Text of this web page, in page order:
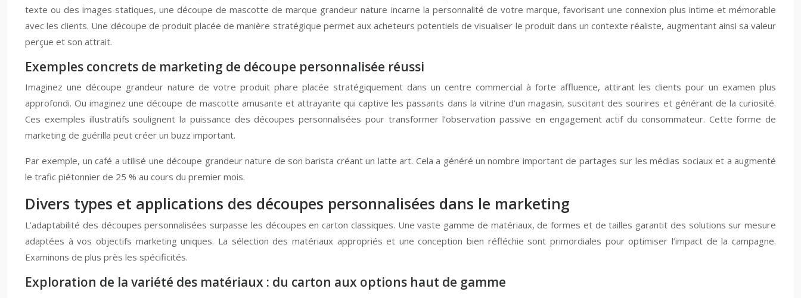
texte ou des images statiques, une découpe de mascotte de marque grandeur nature incarne la personnalité de votre marque, favorisant une connexion plus intime et mémorable
avec les clients. Une découpe de produit placée de manière stratégique permet aux acheteurs potentiels de visualiser le produit dans un contexte réaliste, augmentant ainsi sa valeur
perçue et son attrait.
Exemples concrets de marketing de découpe personnalisée réussi
Imaginez une découpe grandeur nature de votre produit phare placée stratégiquement dans un centre commercial à forte affluence, attirant les clients pour un examen plus
approfondi. Ou imaginez une découpe de mascotte amusante et attrayante qui captive les passants dans la vitrine d’un magasin, suscitant des sourires et générant de la curiosité.
Ces exemples illustratifs soulignent la puissance des découpes personnalisées pour transformer l’observation passive en engagement actif du consommateur. Cette forme de
marketing de guérilla peut créer un buzz important.
Par exemple, un café a utilisé une découpe grandeur nature de son barista créant un latte art. Cela a généré un nombre important de partages sur les médias sociaux et a augmenté
le trafic piétonnier de 25 % au cours du premier mois.
Divers types et applications des découpes personnalisées dans le marketing
L’adaptabilité des découpes personnalisées surpasse les découpes en carton classiques. Une vaste gamme de matériaux, de formes et de tailles garantit des solutions sur mesure
adaptées à vos objectifs marketing uniques. La sélection des matériaux appropriés et une conception bien réfléchie sont primordiales pour optimiser l’impact de la campagne.
Examinons de plus près les spécificités.
Exploration de la variété des matériaux : du carton aux options haut de gamme